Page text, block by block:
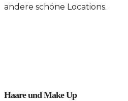
andere schöne Locations.
Haare und Make Up